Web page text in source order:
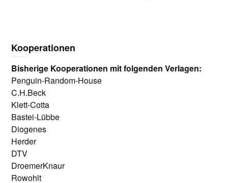
Kooperationen
Bisherige Kooperationen mit folgenden Verlagen:
Penguin-Random-House
C.H.Beck
Klett-Cotta
Bastei-Lübbe
Diogenes
Herder
DTV
DroemerKnaur
Rowohlt